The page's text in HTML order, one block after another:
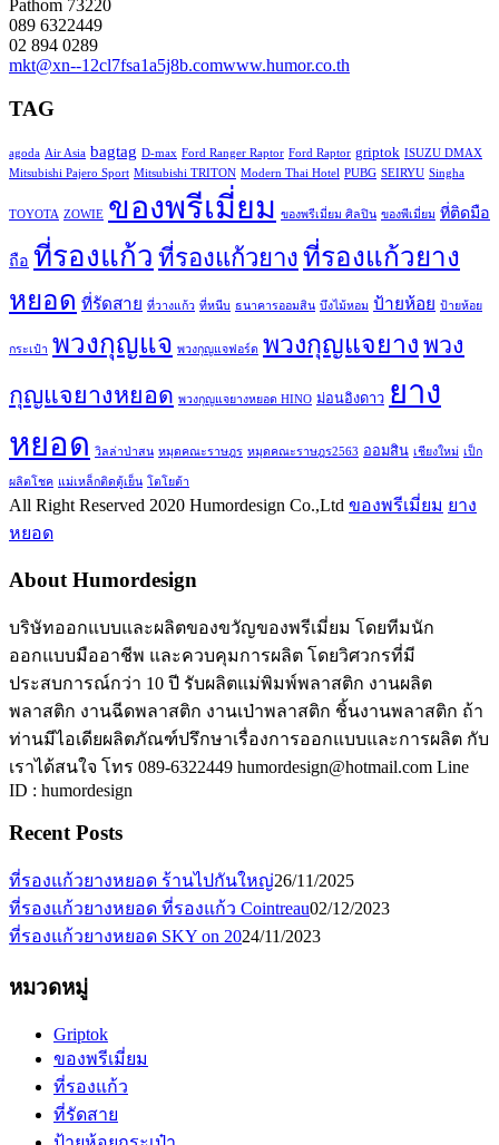
Pathom 73220
089 6322449
02 894 0289
mkt@xn--12cl7fsa1a5j8b.comwww.humor.co.th
TAG
agoda Air Asia bagtag D-max Ford Ranger Raptor Ford Raptor griptok ISUZU DMAX
Mitsubishi Pajero Sport Mitsubishi TRITON Modern Thai Hotel PUBG SEIRYU Singha
TOYOTA ZOWIE ของพรีเมี่ยม ของพรีเมี่ยม ศิลปิน ของพีเมี่ยม ที่ติดมือ
ถือ ที่รองแก้ว ที่รองแก้วยาง ที่รองแก้วยาง
หยอด ที่รัดสาย ที่วางแก้ว ที่หนีบ ธนาคารออมสิน บึงไม้หอม ป้ายห้อย ป้ายห้อย
กระเป๋า พวงกุญแจ พวงกุญแจฟอร์ด พวงกุญแจยาง พวง
กุญแจยางหยอด พวงกุญแจยางหยอด HINO ม่อนอิงดาว ยาง
หยอด วิลล่าป่าสน หมุดคณะราษฎร หมุดคณะราษฎร2563 ออมสิน เชียงใหม่ เป็ก
ผลิตโชค แม่เหล็กติดตู้เย็น โตโยต้า
All Right Reserved 2020 Humordesign Co.,Ltd ของพรีเมี่ยม ยาง
หยอด
About Humordesign
บริษัทออกแบบและผลิตของขวัญของพรีเมี่ยม โดยทีมนัก
ออกแบบมืออาชีพ และควบคุมการผลิต โดยวิศวกรที่มี
ประสบการณ์กว่า 10 ปี รับผลิตแม่พิมพ์พลาสติก งานผลิต
พลาสติก งานฉีดพลาสติก งานเป่าพลาสติก ชิ้นงานพลาสติก ถ้า
ท่านมีไอเดียผลิตภัณฑ์ปรึกษาเรื่องการออกแบบและการผลิต กับ
เราได้สนใจ โทร 089-6322449 humordesign@hotmail.com Line
ID : humordesign
Recent Posts
ที่รองแก้วยางหยอด ร้านไปกันใหญ่26/11/2025
ที่รองแก้วยางหยอด ที่รองแก้ว Cointreau02/12/2023
ที่รองแก้วยางหยอด SKY on 2024/11/2023
หมวดหมู่
Griptok
ของพรีเมี่ยม
ที่รองแก้ว
ที่รัดสาย